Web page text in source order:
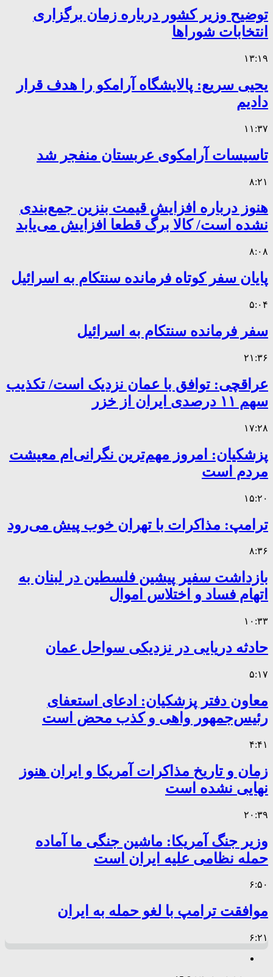
توضیح وزیر کشور درباره زمان برگزاری
انتخابات شوراها
۱۳:۱۹
یحیی سریع: پالایشگاه آرامکو را هدف قرار
دادیم
۱۱:۳۷
تاسیسات آرامکوی عربستان منفجر شد
۸:۲۱
هنوز درباره افزایش قیمت بنزین جمع‌بندی
نشده است/ کالا برگ قطعا افزایش می‌یابد
۸:۰۸
پایان سفر کوتاه فرمانده سنتکام به اسرائیل
۵:۰۴
سفر فرمانده سنتکام به اسرائیل
۲۱:۳۶
عراقچی: توافق با عمان نزدیک است/ تکذیب
سهم ۱۱ درصدی ایران از خزر
۱۷:۲۸
پزشکیان: امروز مهم‌ترین نگرانی‌ام معیشت
مردم است
۱۵:۲۰
ترامپ: مذاکرات با تهران خوب پیش می‌رود
۸:۳۶
بازداشت سفیر پیشین فلسطین در لبنان به
اتهام فساد و اختلاس اموال
۱۰:۳۳
حادثه دریایی در نزدیکی سواحل عمان
۵:۱۷
معاون دفتر پزشکیان: ادعای استعفای
رئیس‌جمهور واهی و کذب محض است
۴:۴۱
زمان و تاریخ مذاکرات آمریکا و ایران هنوز
نهایی نشده است
۲۰:۳۹
وزیر جنگ آمریکا: ماشین جنگی ما آماده
حمله نظامی علیه ایران است
۶:۵۰
موافقت ترامپ با لغو حمله به ایران
۶:۲۱